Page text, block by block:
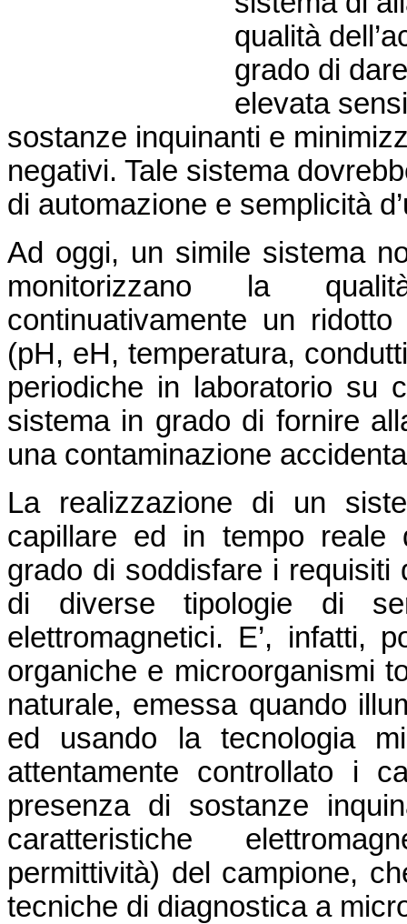
qualità
grado di
elevata
sostanze inquinanti e
negativi. Tale sistema
di automazione e semplicità
Ad oggi, un simile sistema
monitorizzano la
continuativamente un
(pH, eH, temperatura,
periodiche in laboratorio su
sistema in grado di fornire
una contaminazione
La realizzazione di un
capillare ed in tempo reale
grado di soddisfare i requisiti
di diverse tipologie di
elettromagnetici. E’, infatti,
organiche e microorganismi
naturale, emessa quando
ed usando la tecnologia
attentamente controllato i
presenza di sostanze
caratteristiche
permittività) del campione,
tecniche di diagnostica a